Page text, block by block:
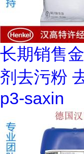
长期销售
剂去污粉
p3-saxin